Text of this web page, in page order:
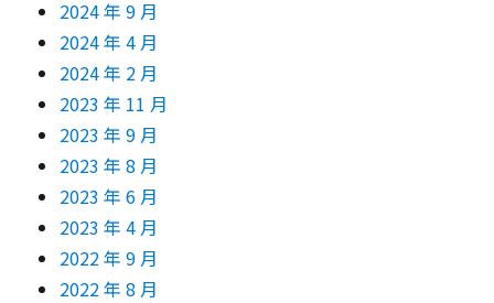
2024 年 9 月
2024 年 4 月
2024 年 2 月
2023 年 11 月
2023 年 9 月
2023 年 8 月
2023 年 6 月
2023 年 4 月
2022 年 9 月
2022 年 8 月